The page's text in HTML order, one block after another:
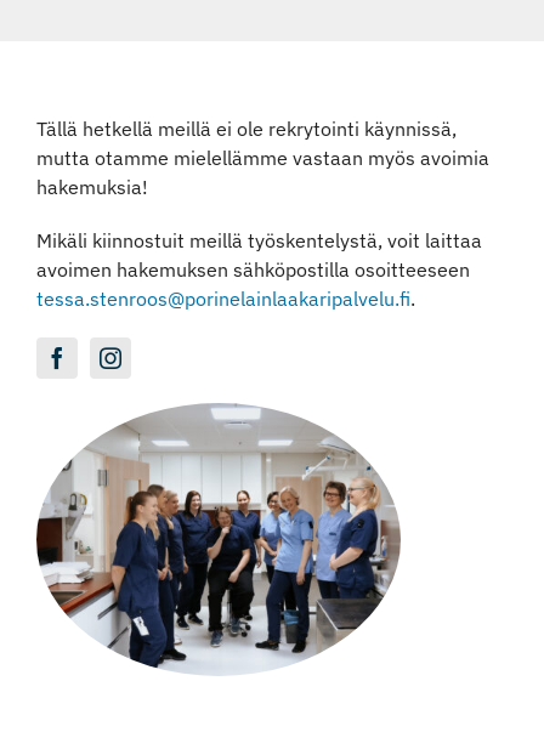
Instagram
Tällä hetkellä meillä ei ole rekrytointi käynnissä,
mutta otamme mielellämme vastaan myös avoimia
hakemuksia!
Mikäli kiinnostuit meillä työskentelystä, voit laittaa
avoimen hakemuksen sähköpostilla osoitteeseen
tessa.stenroos@porinelainlaakaripalvelu.fi.